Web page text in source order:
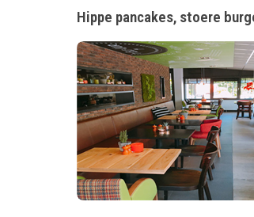
Hippe pancakes, stoere